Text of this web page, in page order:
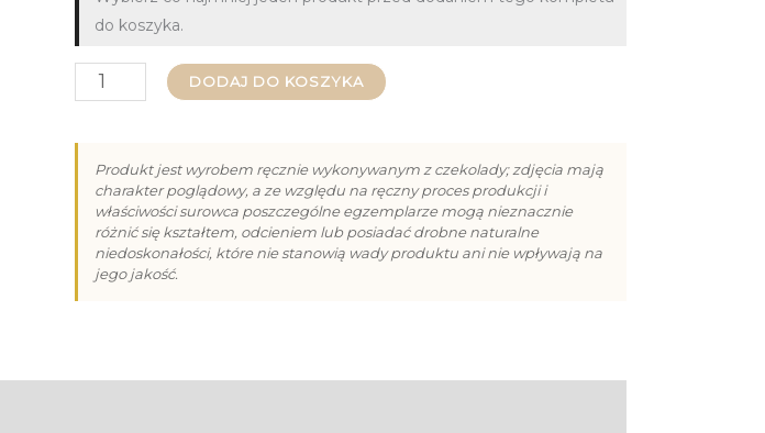
do koszyka.
ilość
na
Wielkanoc
DODAJ DO KOSZYKA
Produkt jest wyrobem ręcznie wykonywanym z czekolady; zdjęcia mają
charakter poglądowy, a ze względu na ręczny proces produkcji i
właściwości surowca poszczególne egzemplarze mogą nieznacznie
różnić się kształtem, odcieniem lub posiadać drobne naturalne
niedoskonałości, które nie stanowią wady produktu ani nie wpływają na
jego jakość.